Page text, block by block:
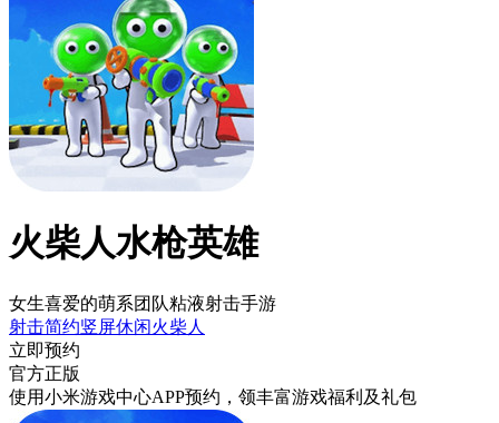
火柴人水枪英雄
女生喜爱的萌系团队粘液射击手游
射击简约竖屏休闲火柴人
立即预约
官方正版
使用小米游戏中心APP预约 ，领丰富游戏福利 及礼包